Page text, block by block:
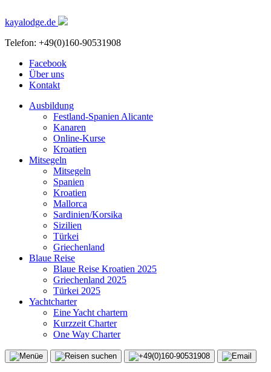
kayalodge.de
Telefon: +49(0)160-90531908
Facebook
Über uns
Kontakt
Ausbildung
Festland-Spanien Alicante
Kanaren
Online-Kurse
Kroatien
Mitsegeln
Mitsegeln
Spanien
Kroatien
Mallorca
Sardinien/Korsika
Sizilien
Türkei
Griechenland
Blaue Reise
Blaue Reise Kroatien 2025
Griechenland 2025
Türkei 2025
Yachtcharter
Eine Yacht chartern
Kurzzeit Charter
One Way Charter